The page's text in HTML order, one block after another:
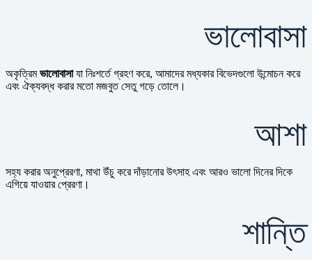
ভালোবাসা
অকৃত্রিমভালোবাসাযা নিঃশর্তে গ্রহণ করে, আমাদের মধ্যকার বিভেদগুলো উন্মোচন করে
এবং ঐক্যবদ্ধ করার মতো মজবুত সেতু গড়ে তোলে।
আশা
সহ্য করার অনুপ্রেরণা, মাথা উঁচু করে দাঁড়ানোর উৎসাহ এবং আরও ভালো দিনের দিকে
এগিয়ে যাওয়ার প্রেরণা।
শান্তি